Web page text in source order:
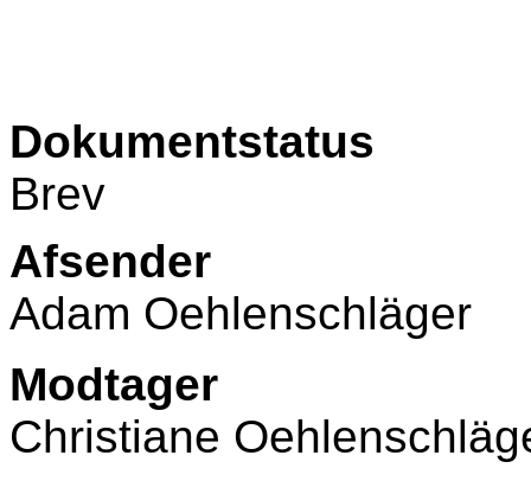
Dokumentstatus
Brev
Afsender
Adam Oehlenschläger
Modtager
Christiane